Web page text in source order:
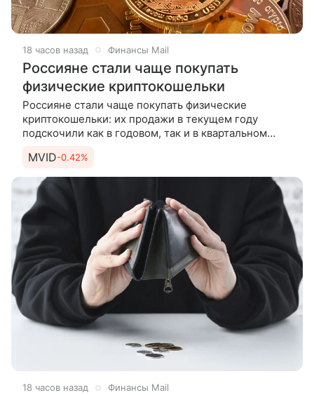
18 часов назад Финансы Mail
Россияне стали чаще покупать
физические криптокошельки
Россияне стали чаще покупать физические
криптокошельки: их продажи в текущем году
подскочили как в годовом, так и в квартальном
маркетплейсах. Холодный
MVID-0.42%
18 часов назад Финансы Mail